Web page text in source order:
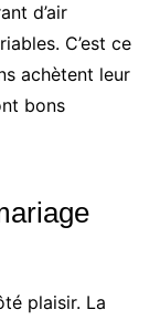
d’air
C’est ce
achètent leur
bons
plaisir. La